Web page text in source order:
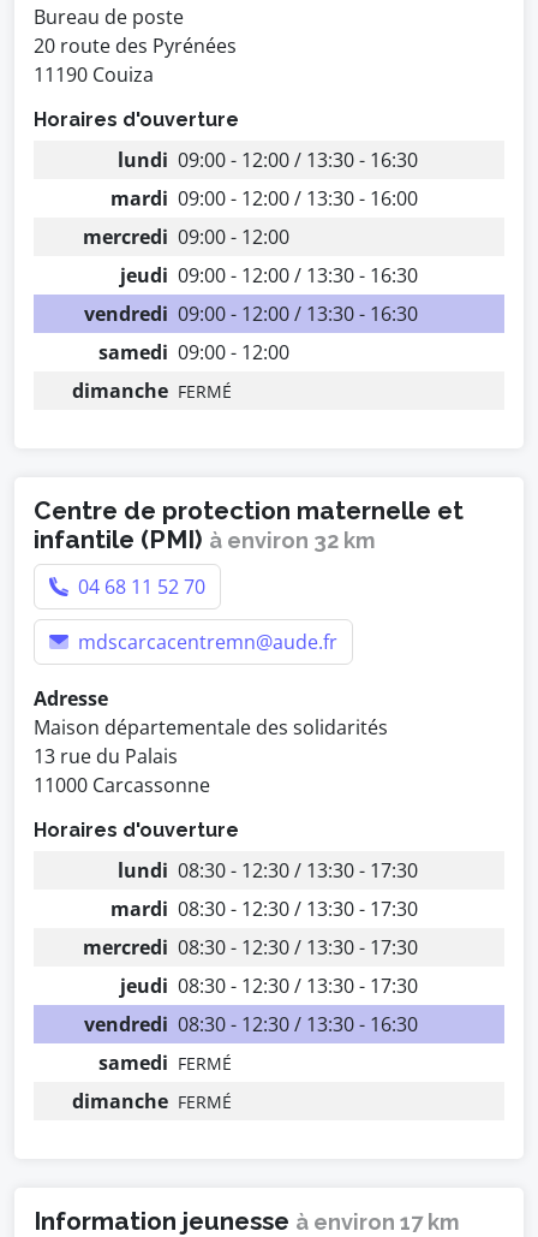
Bureau de poste
20 route des Pyrénées
11190 Couiza
Horaires d'ouverture
lundi 09:00 - 12:00 / 13:30 - 16:30
mardi 09:00 - 12:00 / 13:30 - 16:00
mercredi 09:00 - 12:00
jeudi 09:00 - 12:00 / 13:30 - 16:30
vendredi 09:00 - 12:00 / 13:30 - 16:30
samedi 09:00 - 12:00
dimanche FERMÉ
Centre de protection maternelle et
infantile (PMI) à environ 32 km
04 68 11 52 70
mdscarcacentremn@aude.fr
Adresse
Maison départementale des solidarités
13 rue du Palais
11000 Carcassonne
Horaires d'ouverture
lundi 08:30 - 12:30 / 13:30 - 17:30
mardi 08:30 - 12:30 / 13:30 - 17:30
mercredi 08:30 - 12:30 / 13:30 - 17:30
jeudi 08:30 - 12:30 / 13:30 - 17:30
vendredi 08:30 - 12:30 / 13:30 - 16:30
samedi FERMÉ
dimanche FERMÉ
Information jeunesse à environ 17 km